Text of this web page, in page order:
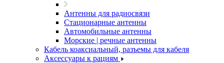
Антенны для радиосвязи
Стационарные антенны
Автомобильные антенны
Морские | речные антенны
Кабель коаксиальный, разъемы для кабеля
Аксессуары к рациям